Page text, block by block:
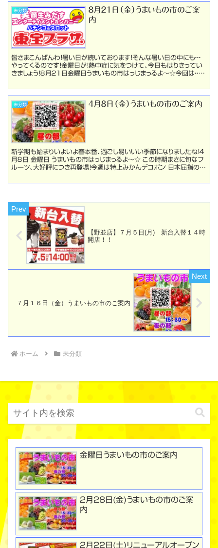
未分類
８月２１日（金）うまいもの市のご案
内
皆さまこんばんわ！暑い日が続いております！そんな暑い日の中にも・・・
やってくるのです！金曜日が！熱中症に気をつけて、今日もはりきってい
きましょう！８月２１日金曜日うまいもの市はっじまっるよ～☆今回は・・・こ
未分類 ４月８日（金）うまいもの市のご案内
新学期も始まりいよいよ春本番、過ごし易いいい季節になりましたね！４
月８日 金曜日 うまいもの市はっじまっるよ～☆ この時期まさに旬なフ
ルーツ、大好評につき再登場！今週は特上みかんデコポン 日本屈指の温
【野並店】７月５日(月) 新台入替１４時
開店！！
７月１６日（金）うまいもの市のご案内
ホーム 未分類
金曜日うまいもの市のご案内
２月２8日(金)うまいもの市のご案
内
２月２２日(土)リニューアルオープン